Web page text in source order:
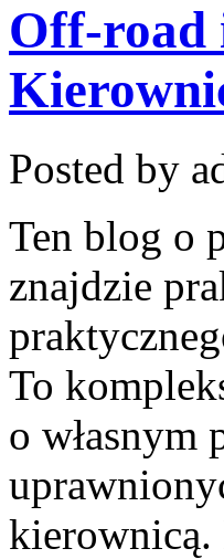
Off-road
Posted by
Ten blog o
znajdzie
To
o własnym